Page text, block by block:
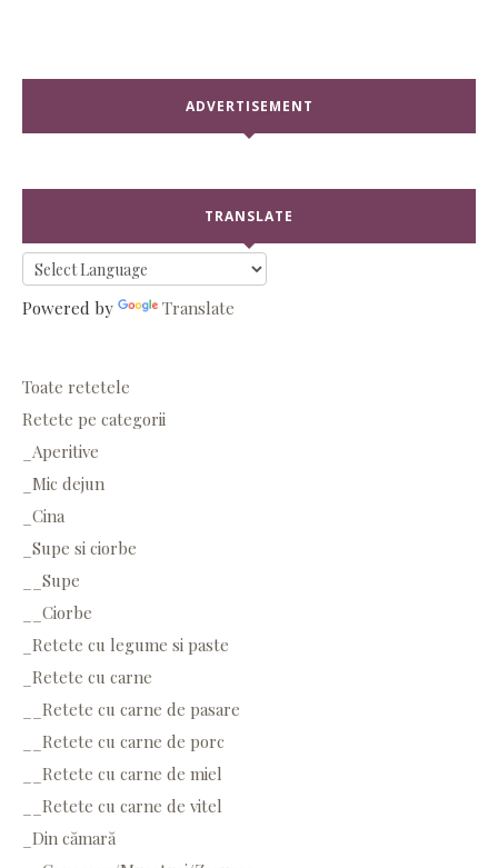
ADVERTISEMENT
TRANSLATE
Powered by Translate
Toate retetele
Retete pe categorii
_Aperitive
_Mic dejun
_Cina
_Supe si ciorbe
__Supe
__Ciorbe
_Retete cu legume si paste
_Retete cu carne
__Retete cu carne de pasare
__Retete cu carne de porc
__Retete cu carne de miel
__Retete cu carne de vitel
_Din cămară